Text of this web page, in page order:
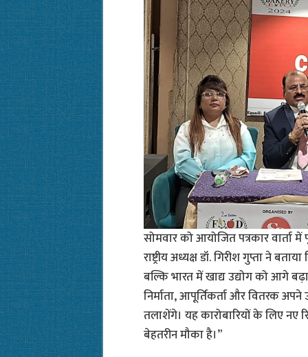
सोमवार को आयोजित पत्रकार
राष्ट्रीय अध्यक्ष डॉ. गिरीश गुप्ता ने
बल्कि भारत में खाद्य उद्योग को आगे
निर्माता, आपूर्तिकर्ता और वितरक
तलाशेंगे। यह कारोबारियों के लिए नए
बेहतरीन मौका है।”